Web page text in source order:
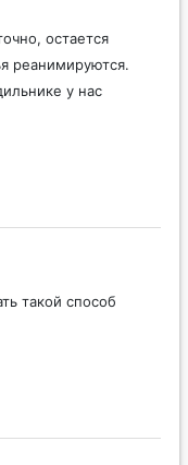
остается
реанимируются.
у нас
такой способ